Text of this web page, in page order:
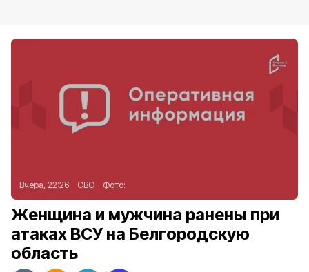
Вчера, 22:26 СВО Фото:
Женщина и мужчина ранены при
атаках ВСУ на Белгородскую
область